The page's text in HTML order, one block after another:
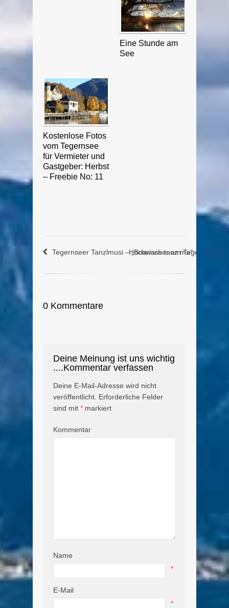
Eine Stunde am
See
Kostenlose Fotos
vom Tegernsee
für Vermieter und
Gastgeber: Herbst
– Freebie No: 11
Tegernseer Tanzlmusi – „Boarisch tanz ma“ –
Hochwasser am Tegernsee –
0 Kommentare
Deine Meinung ist uns wichtig
....Kommentar verfassen
Deine E-Mail-Adresse wird nicht
veröffentlicht. Erforderliche Felder
sind mit * markiert
Kommentar
Name
*
E-Mail
*